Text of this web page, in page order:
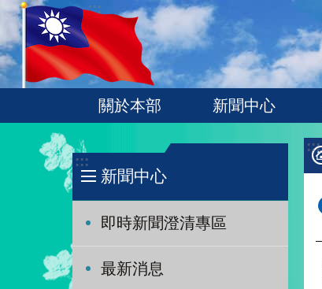
跳到主要內容區塊
:::
關於本部 新聞中心
:::
新聞中心
即時新聞澄清專區
最新消息
:::